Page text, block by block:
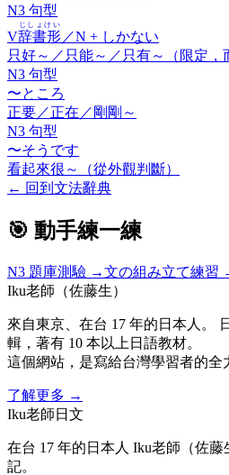
N3 句型
V辞書形
じしょけい
／N + しかない
只好～／只能～／只有～（限定，
N3 句型
〜ところ
正要／正在／剛剛～
N3 句型
〜そうです
看起來很～（從外觀判斷）
← 回到文法辭典
🎯 動手練一練
N3 題庫測驗 →文の組み立て練習
Iku老師（佐藤生）
來自東京、在台 17 年的日本人。
輯，著有 10 本以上日語教材。
這個網站，是寫給台灣學習者的全
了解更多 →
Iku老師日文
在台 17 年的日本人 Iku老師（佐
記。